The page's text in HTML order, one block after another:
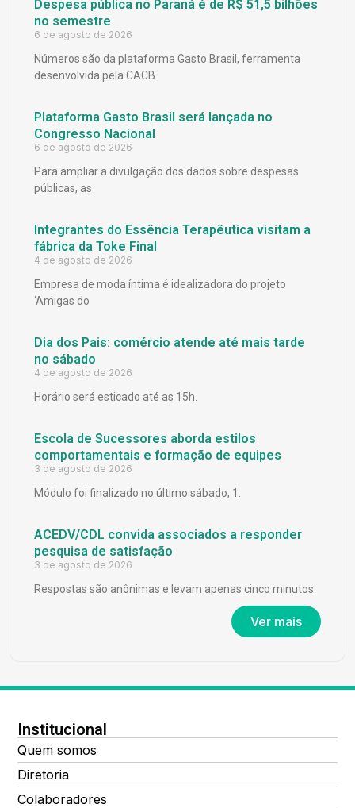
Despesa pública no Paraná é de R$ 51,5 bilhões
no semestre
6 de agosto de 2026
Números são da plataforma Gasto Brasil, ferramenta
desenvolvida pela CACB
Plataforma Gasto Brasil será lançada no
Congresso Nacional
6 de agosto de 2026
Para ampliar a divulgação dos dados sobre despesas
públicas, as
Integrantes do Essência Terapêutica visitam a
fábrica da Toke Final
4 de agosto de 2026
Empresa de moda íntima é idealizadora do projeto
‘Amigas do
Dia dos Pais: comércio atende até mais tarde
no sábado
4 de agosto de 2026
Horário será esticado até as 15h.
Escola de Sucessores aborda estilos
comportamentais e formação de equipes
3 de agosto de 2026
Módulo foi finalizado no último sábado, 1.
ACEDV/CDL convida associados a responder
pesquisa de satisfação
3 de agosto de 2026
Respostas são anônimas e levam apenas cinco minutos.
Ver mais
Institucional
Quem somos
Diretoria
Colaboradores